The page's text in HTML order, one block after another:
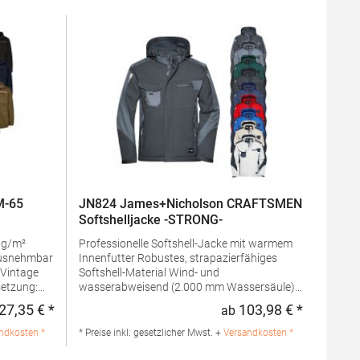
65
+
Regulärer Preis:
€ *
*
JN824 James+Nicholson CRAFTSMEN
Softshelljacke -STRONG-
Professionelle Softshell-Jacke mit warmem
Innenfutter Robustes, strapazierfähiges
Softshell-Material Wind- und
wasserabweisend (2.000 mm Wassersäule)
weichem Fleece Abnehmbare, regulierbare
Regulärer
ab 103,98 € *
* Preise inkl. gesetzlicher Mwst. + Versandkosten *